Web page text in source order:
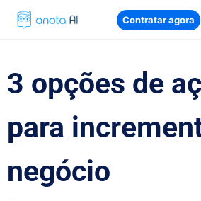
Contratar agora
3 opções de
para
negócio